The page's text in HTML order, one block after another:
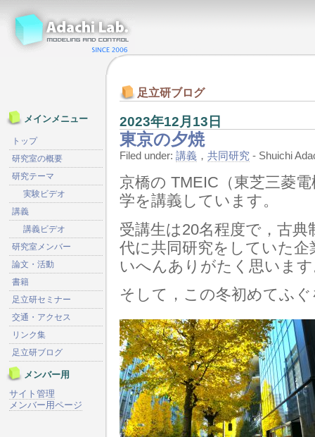
足立研ブログ
2023年12月13日
東京の夕焼
Filed under: 講義 ， 共同研究 - Shuichi
京橋の TMEIC（東芝三菱
学を講義しています。
受講生は20名程度で，古
代に共同研究をしていた
いへんありがたく思いま
そして，この冬初めてふ
メインメニュー
トップ
研究室の概要
研究テーマ
実験ビデオ
講義
講義ビデオ
研究室メンバー
論文・活動
書籍
足立研セミナー
交通・アクセス
リンク集
足立研ブログ
メンバー用
サイト管理
メンバー用ページ